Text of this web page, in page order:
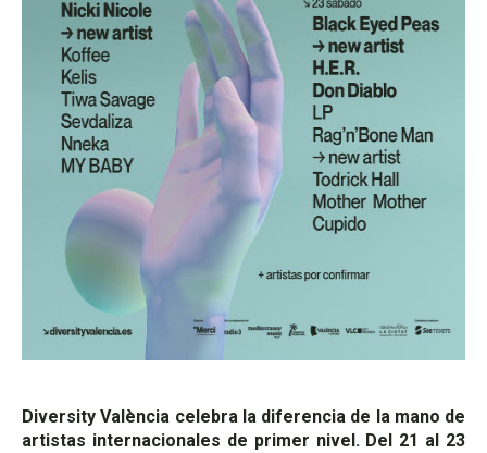
Diversity València celebra la diferencia de la mano de
artistas internacionales de primer nivel. Del 21 al 23